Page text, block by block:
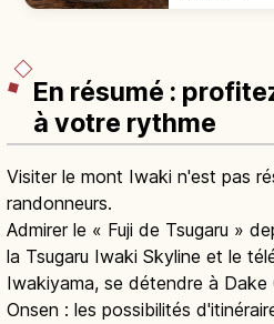
En résumé :
à votre rythme
Visiter le mont Iwaki n'est pas
randonneurs.
Admirer le « Fuji de Tsugaru »
la Tsugaru Iwaki Skyline et le
Iwakiyama, se détendre à Dake
Onsen : les possibilités